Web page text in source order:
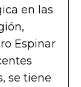
en las
Espinar
se tiene